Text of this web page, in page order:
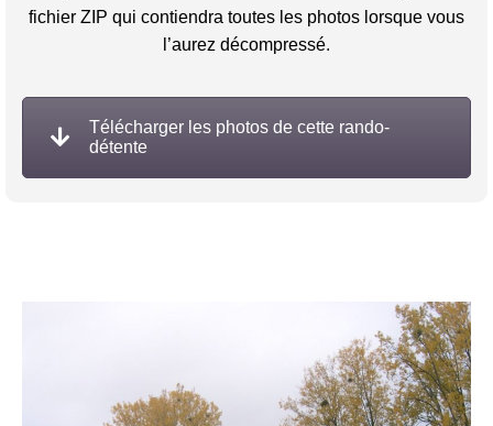
fichier ZIP qui contiendra toutes les photos lorsque vous
l’aurez décompressé.
Télécharger les photos de cette rando-
détente